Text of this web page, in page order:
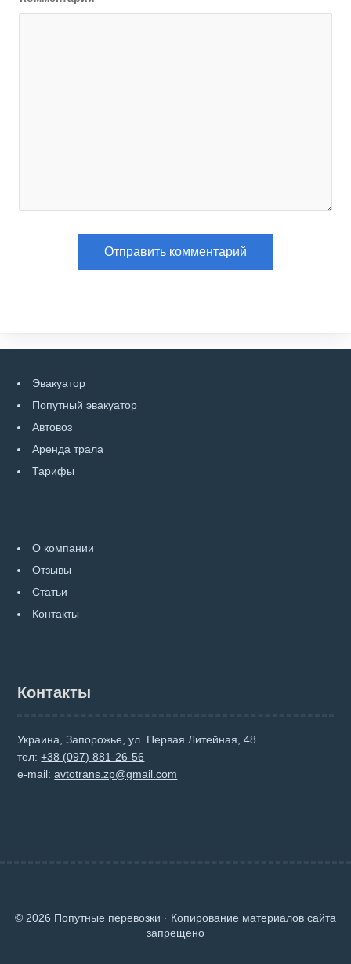
Эвакуатор
Попутный эвакуатор
Автовоз
Аренда трала
Тарифы
О компании
Отзывы
Статьи
Контакты
Контакты
Украина, Запорожье, ул. Первая Литейная, 48
тел:+38 (097) 881-26-56
e-mail:avtotrans.zp@gmail.com
© 2026 Попутные перевозки · Копирование материалов сайта
запрещено